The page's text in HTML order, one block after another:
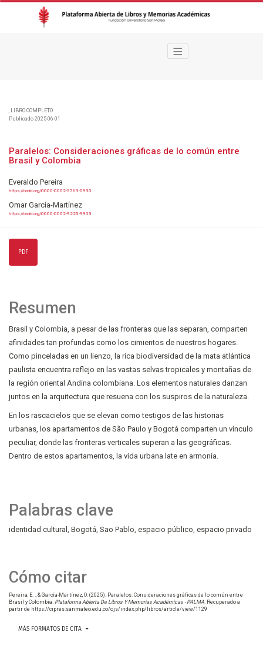
, LIBRO COMPLETO
Paralelos: Consideraciones gráficas de lo común entre
Brasil y Colombia
Publicado 2025-06-01
Everaldo Pereira
https://orcid.org/0000-0002-5763-0930
Omar García-Martínez
https://orcid.org/0000-0002-9225-9903
PDF
Palabras clave
identidad cultural Bogotá Sao Pablo espacio público espacio privado
Cómo citar
Pereira, E. ., & García-Martínez, O. (2025). Paralelos: Consideraciones gráficas de lo común entre
Brasil y Colombia. Plataforma Abierta De Libros Y Memorias Académicas - PALMA. Recuperado a
partir de https://cipres.sanmateo.edu.co/ojs/index.php/libros/article/view/1129
MÁS FORMATOS DE CITA
Resumen
Brasil y Colombia, a pesar de las fronteras que las separan, comparten
afinidades tan profundas como los cimientos de nuestros hogares.
Como pinceladas en un lienzo, la rica biodiversidad de la mata atlántica
paulista encuentra reflejo en las vastas selvas tropicales y montañas de
la región oriental Andina colombiana. Los elementos naturales danzan
juntos en la arquitectura que resuena con los suspiros de la naturaleza.
En los rascacielos que se elevan como testigos de las historias
urbanas, los apartamentos de São Paulo y Bogotá comparten un vínculo
peculiar, donde las fronteras verticales superan a las geográficas.
Dentro de estos apartamentos, la vida urbana late en armonía.